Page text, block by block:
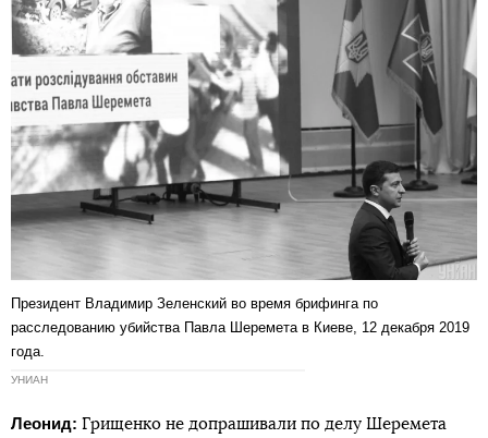
Президент Владимир Зеленский во время брифинга по
расследованию убийства Павла Шеремета в Киеве, 12 декабря 2019
года.
УНИАН
Леонид: Грищенко не допрашивали по делу Шеремета